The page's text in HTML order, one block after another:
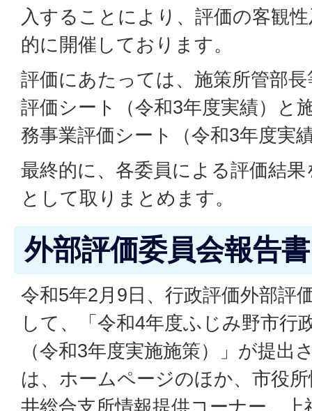
入することにより、評価の客観
的に開催しております。
評価にあたっては、施策所管部
評価シート（令和3年度実績）と
務事業評価シート（令和3年度実
最終的に、各委員による評価結
として取りまとめます。
外部評価委員会報告書
令和5年2月9日、行政評価外部評
して、「令和4年度ふじみ野市行
（令和3年度実施施策）」が提出
は、ホームページのほか、市役
井総合支所情報提供コーナー、